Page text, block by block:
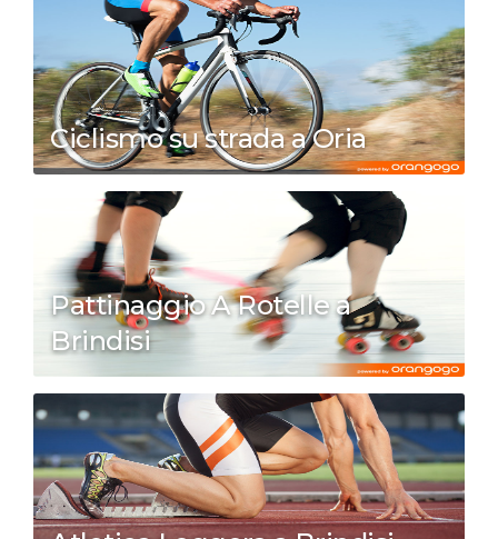
Ciclismo su strada a Oria
Pattinaggio A Rotelle a
Brindisi